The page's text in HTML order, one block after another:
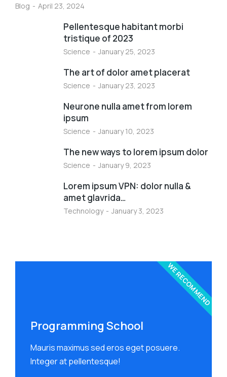
Blog April 23, 2024
Pellentesque habitant morbi
tristique of 2023
Science January 25, 2023
The art of dolor amet placerat
Science January 23, 2023
Neurone nulla amet from lorem
ipsum
Science January 10, 2023
The new ways to lorem ipsum dolor
Science January 9, 2023
Lorem ipsum VPN: dolor nulla &
amet glavrida…
Technology January 3, 2023
Programming School
Mauris maximus sed eros eget posuere.
Integer at pellentesque!
WE RECOMMEND